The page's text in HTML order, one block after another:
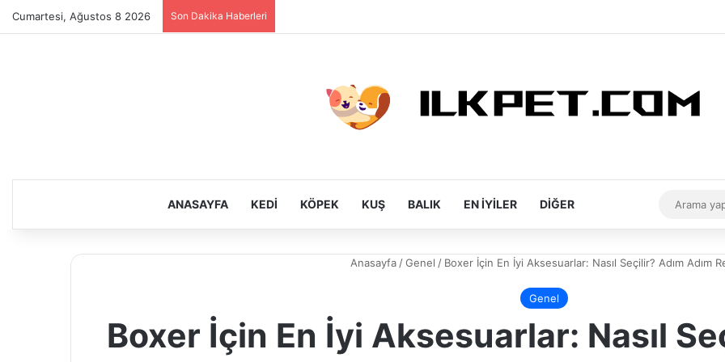
Cumartesi, Ağustos 8 2026 Son Dakika Haberleri
ANASAYFA KEDI KÖPEK KUŞ BALIK EN İYILER DIĞER Rastgele Makale
Kenar Bölmesi
Dış
Anasayfa / Genel / Boxer İçin En İyi Aksesuarlar: Nasıl Seçilir? Adım Adım
Genel
Boxer İçin En İyi Aksesuarlar: Nasıl